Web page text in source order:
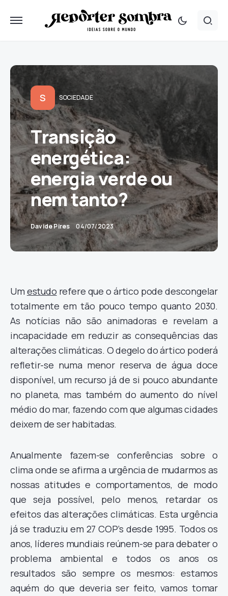
S SOCIEDADE
Transição
energética:
energia verde ou
nem tanto?
Davide Pires 04/07/2023
Um estudo refere que o ártico pode descongelar
totalmente em tão pouco tempo quanto 2030.
As notícias não são animadoras e revelam a
incapacidade em reduzir as consequências das
alterações climáticas. O degelo do ártico poderá
refletir-se numa menor reserva de água doce
disponível, um recurso já de si pouco abundante
no planeta, mas também do aumento do nível
médio do mar, fazendo com que algumas cidades
deixem de ser habitadas.
Anualmente fazem-se conferências sobre o
clima onde se afirma a urgência de mudarmos as
nossas atitudes e comportamentos, de modo
que seja possível, pelo menos, retardar os
efeitos das alterações climáticas. Esta urgência
já se traduziu em 27 COP’s desde 1995. Todos os
anos, líderes mundiais reúnem-se para debater o
problema ambiental e todos os anos os
resultados são sempre os mesmos: estamos
aquém do que deveria ser feito, vamos tomar